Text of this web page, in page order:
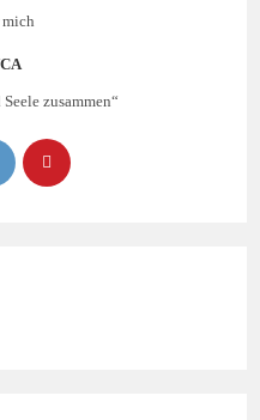
zusammen“